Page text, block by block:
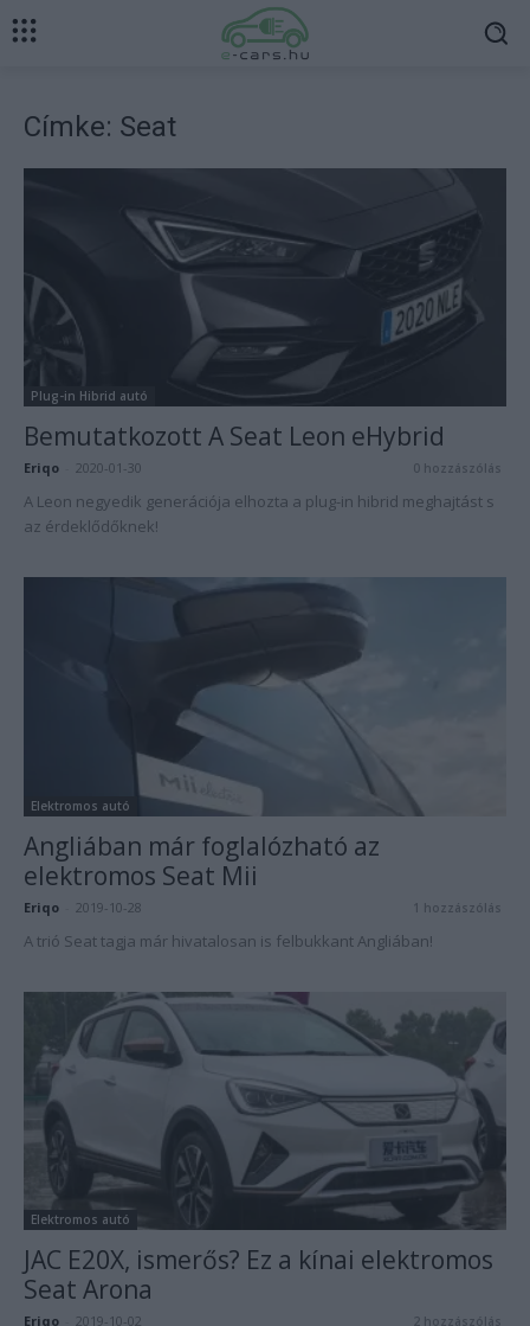
Címke: Seat
Plug-in Hibrid autó
Bemutatkozott A Seat Leon eHybrid
Eriqo 2020-01-30 0 hozzászólás
A Leon negyedik generációja elhozta a plug-in hibrid meghajtást s
az érdeklődőknek!
Elektromos autó
Angliában már foglalózható az
elektromos Seat Mii
Eriqo 2019-10-28 1 hozzászólás
A trió Seat tagja már hivatalosan is felbukkant Angliában!
Elektromos autó
JAC E20X, ismerős? Ez a kínai elektromos
Seat Arona
Eriqo 2019-10-02 2 hozzászólás